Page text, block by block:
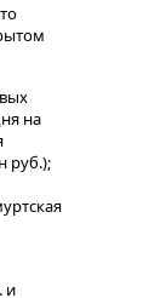
на
руб.);
и